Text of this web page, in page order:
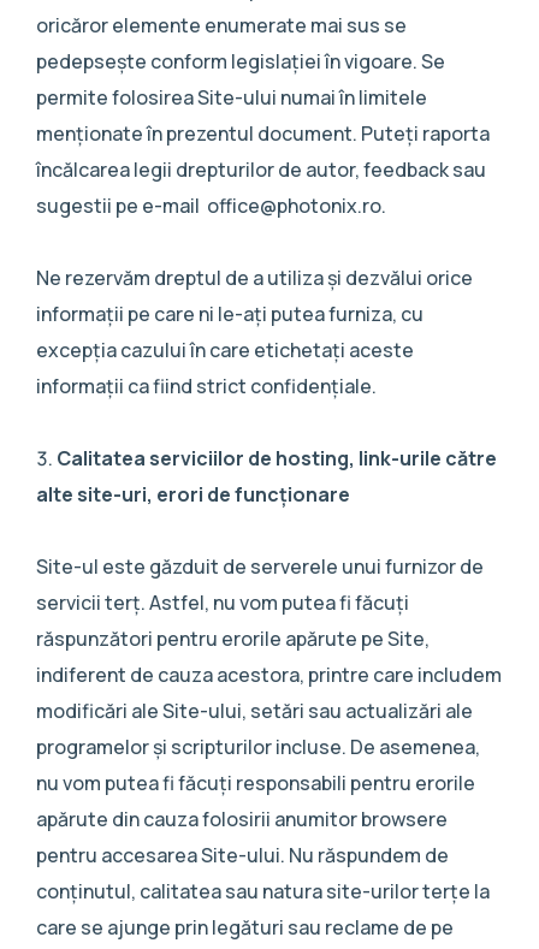
oricăror elemente enumerate mai sus se
pedepsește conform legislației în vigoare. Se
permite folosirea Site-ului numai în limitele
menționate în prezentul document. Puteți raporta
încălcarea legii drepturilor de autor, feedback sau
sugestii pe e-mail office@photonix.ro.
Ne rezervăm dreptul de a utiliza și dezvălui orice
informații pe care ni le-ați putea furniza, cu
excepția cazului în care etichetați aceste
informații ca fiind strict confidențiale.
Calitatea serviciilor de hosting, link-urile către
alte site-uri, erori de funcționare
Site-ul este găzduit de serverele unui furnizor de
servicii terț. Astfel, nu vom putea fi făcuți
răspunzători pentru erorile apărute pe Site,
indiferent de cauza acestora, printre care includem
modificări ale Site-ului, setări sau actualizări ale
programelor și scripturilor incluse. De asemenea,
nu vom putea fi făcuți responsabili pentru erorile
apărute din cauza folosirii anumitor browsere
pentru accesarea Site-ului. Nu răspundem de
conținutul, calitatea sau natura site-urilor terțe la
care se ajunge prin legături sau reclame de pe